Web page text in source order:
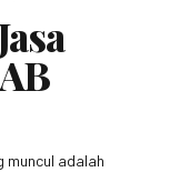
muncul adalah